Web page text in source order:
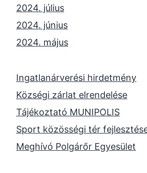
2024. július
2024. június
2024. május
2023. november
2023. október
2023. szeptember
2023. június
2023. február
Ingatlanárverési hirdetmény
Községi zárlat elrendelése
Tájékoztató MUNIPOLIS
Sport közösségi tér
Meghívó Polgárőr Egyesület